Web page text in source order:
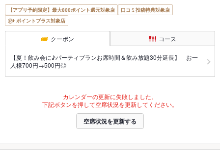
【アプリ予約限定】最大800ポイント還元対象店
口コミ投稿特典対象店
ポイントプラス対象店
クーポン コース
【夏！飲み会に♪パーティプランお席時間＆飲み放題30分延長】 お一
人様700円→500円◎
カレンダーの更新に失敗しました。
下記ボタンを押して空席状況を更新してください。
空席状況を更新する